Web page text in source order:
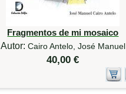
Fragmentos de mi mosaico
Autor: Cairo Antelo, José Manuel
40,00 €